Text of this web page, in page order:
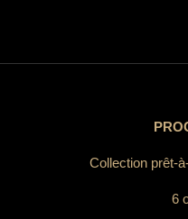
Collection prêt-
6